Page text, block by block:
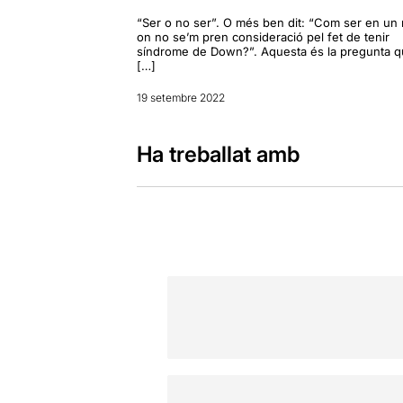
“Ser o no ser”. O més ben dit: “Com ser en un
on no se’m pren consideració pel fet de tenir
síndrome de Down?”. Aquesta és la pregunta
[…]
19 setembre 2022
Ha treballat amb